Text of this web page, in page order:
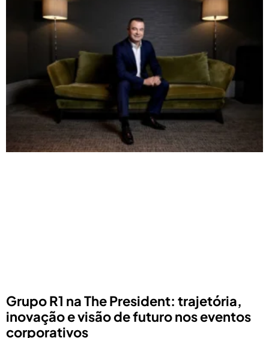
Grupo R1 na The President: trajetória,
inovação e visão de futuro nos eventos
corporativos